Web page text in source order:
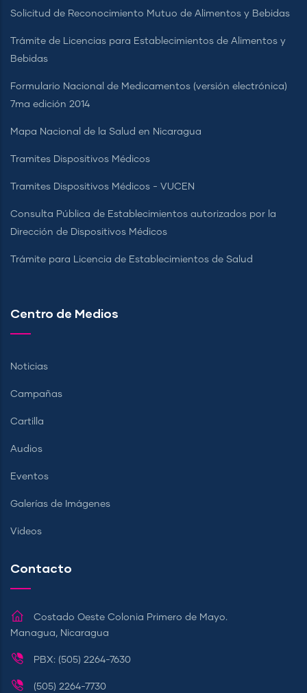
Solicitud de Reconocimiento Mutuo de Alimentos y Bebidas
Trámite de Licencias para Establecimientos de Alimentos y
Bebidas
Formulario Nacional de Medicamentos (versión electrónica)
7ma edición 2014
Mapa Nacional de la Salud en Nicaragua
Tramites Dispositivos Médicos
Tramites Dispositivos Médicos - VUCEN
Consulta Pública de Establecimientos autorizados por la
Dirección de Dispositivos Médicos
Trámite para Licencia de Establecimientos de Salud
Centro de Medios
Noticias
Campañas
Cartilla
Audios
Eventos
Galerías de Imágenes
Videos
Contacto
Costado Oeste Colonia Primero de Mayo.
Managua, Nicaragua
PBX: (505) 2264-7630
(505) 2264-7730